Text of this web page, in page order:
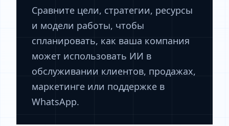
Сравните цели, стратегии, ресурсы
и модели работы, чтобы
спланировать, как ваша компания
может использовать ИИ в
обслуживании клиентов, продажах,
маркетинге или поддержке в
WhatsApp.